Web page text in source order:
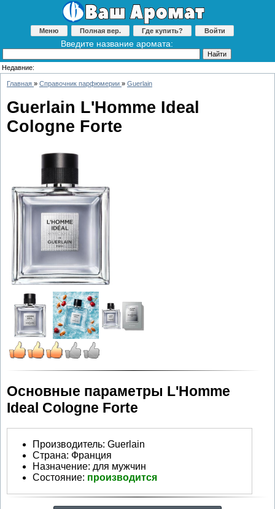
Меню Полная вер. Где купить? Войти
Введите название аромата:
Недавние:
Главная » Справочник парфюмерии » Guerlain
Guerlain L'Homme Ideal
Cologne Forte
Основные параметры L'Homme
Ideal Cologne Forte
Производитель: Guerlain
Страна: Франция
Назначение: для мужчин
Состояние: производится